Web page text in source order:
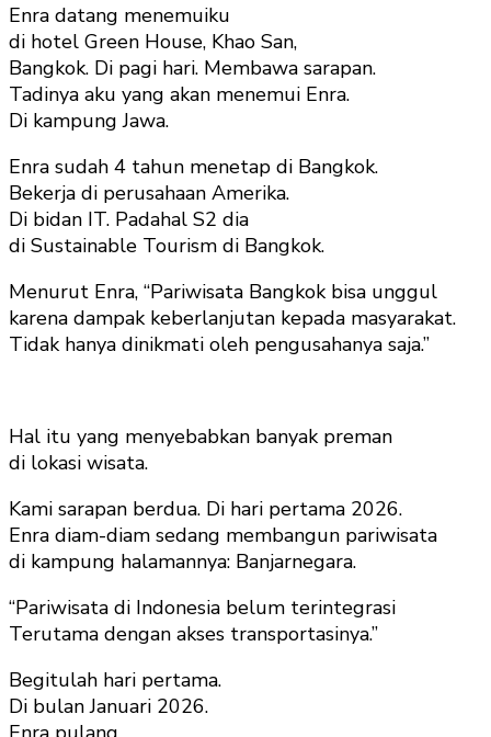
Enra datang menemuiku
di hotel Green House, Khao San,
Bangkok. Di pagi hari. Membawa sarapan.
Tadinya aku yang akan menemui Enra.
Di kampung Jawa.
Enra sudah 4 tahun menetap di Bangkok.
Bekerja di perusahaan Amerika.
Di bidan IT. Padahal S2 dia
di Sustainable Tourism di Bangkok.
Menurut Enra, “Pariwisata Bangkok bisa unggul
karena dampak keberlanjutan kepada masyarakat.
Tidak hanya dinikmati oleh pengusahanya saja.”
Hal itu yang menyebabkan banyak preman
di lokasi wisata.
Kami sarapan berdua. Di hari pertama 2026.
Enra diam-diam sedang membangun pariwisata
di kampung halamannya: Banjarnegara.
“Pariwisata di Indonesia belum terintegrasi
Terutama dengan akses transportasinya.”
Begitulah hari pertama.
Di bulan Januari 2026.